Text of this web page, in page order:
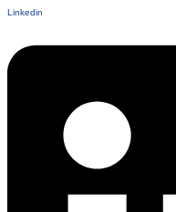
Linkedin